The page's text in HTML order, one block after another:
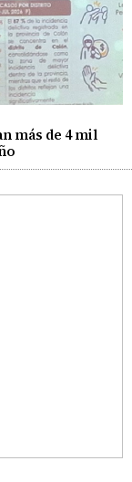
más de 4 mil